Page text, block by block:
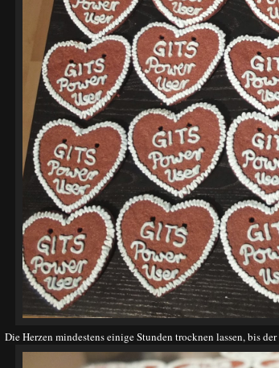
Die Herzen mindestens einige Stunden trocknen lassen, bis